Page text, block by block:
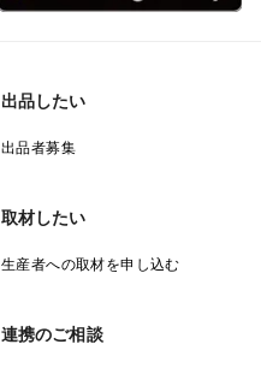
出品したい
出品者募集
取材したい
生産者への取材を申し込む
連携のご相談